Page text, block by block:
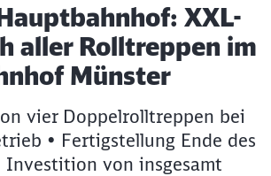
XXL-
aller Rolltreppen im
Münster
vier Doppelrolltreppen bei
• Fertigstellung Ende des
Investition von insgesamt